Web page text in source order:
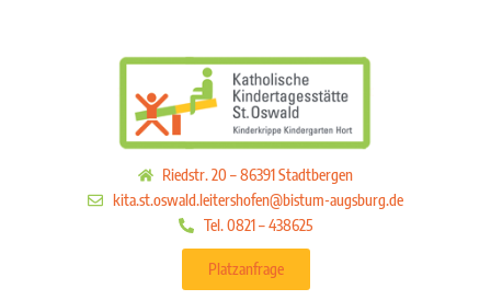
Riedstr. 20 – 86391 Stadtbergen
kita.st.oswald.leitershofen@bistum-augsburg.de
Tel. 0821 – 438625
Platzanfrage